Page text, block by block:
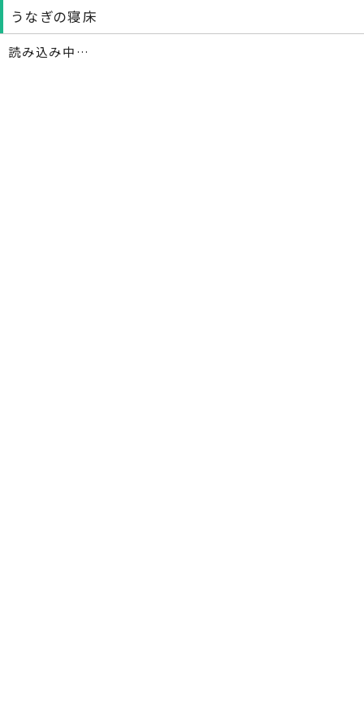
うなぎの寝床
読み込み中…